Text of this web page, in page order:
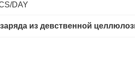
DAY
из девственной